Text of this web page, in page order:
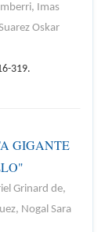
Imas
Oskar
319.
GIGANTE
Grinard de,
Nogal Sara